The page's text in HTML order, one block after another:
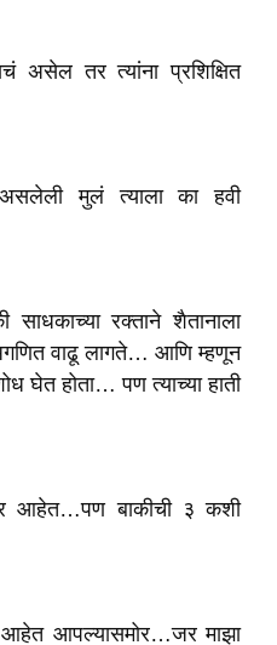
असेल तर त्यांना प्रशिक्षित
मुलं त्याला का हवी
रक्ताने शैतानाला
वाढू लागते… आणि म्हणून
घेत होता… पण त्याच्या हाती
आहेत…पण बाकीची ३ कशी
आपल्यासमोर…जर माझा